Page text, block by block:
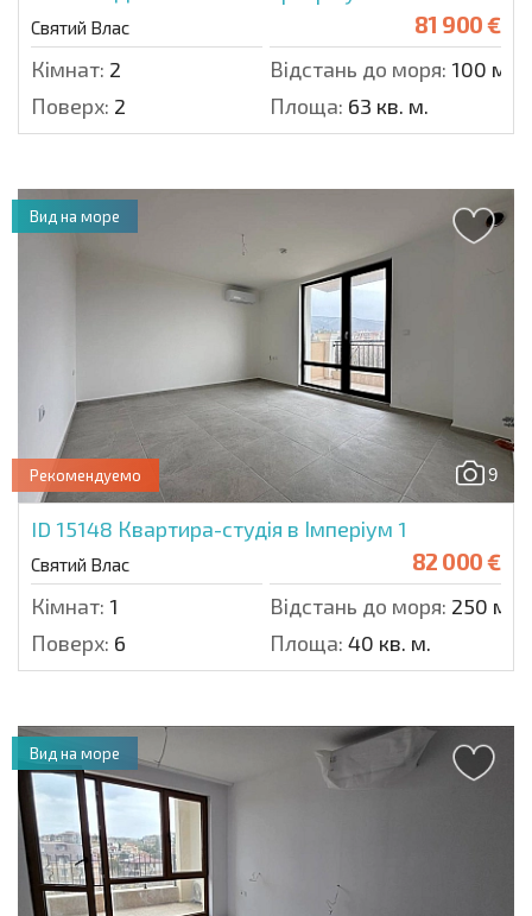
Святий Влас 81 900 €
Кімнат: 2 Відстань до моря: 100 м.
Поверх: 2 Площа: 63 кв. м.
9
Рекомендуемо
ID 15148 Квартира-студія в Імперіум 1
Святий Влас 82 000 €
Кімнат: 1 Відстань до моря: 250 м.
Поверх: 6 Площа: 40 кв. м.
Вид на море
Вид на море